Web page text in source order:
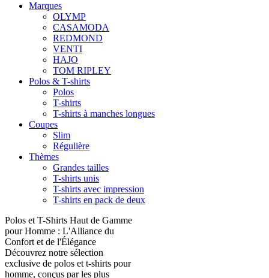
Marques
OLYMP
CASAMODA
REDMOND
VENTI
HAJO
TOM RIPLEY
Polos & T-shirts
Polos
T-shirts
T-shirts à manches longues
Coupes
Slim
Régulière
Thèmes
Grandes tailles
T-shirts unis
T-shirts avec impression
T-shirts en pack de deux
Polos et T-Shirts Haut de Gamme
pour Homme : L'Alliance du
Confort et de l'Élégance
Découvrez notre sélection
exclusive de polos et t-shirts pour
homme, conçus par les plus